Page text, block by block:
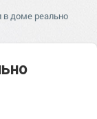
в доме реально